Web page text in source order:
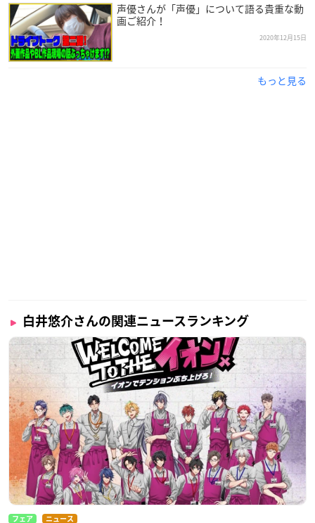
声優さんが「声優」について語る貴重な動
画ご紹介！
2020年12月15日
もっと見る
白井悠介さんの関連ニュースランキング
フェア ニュース